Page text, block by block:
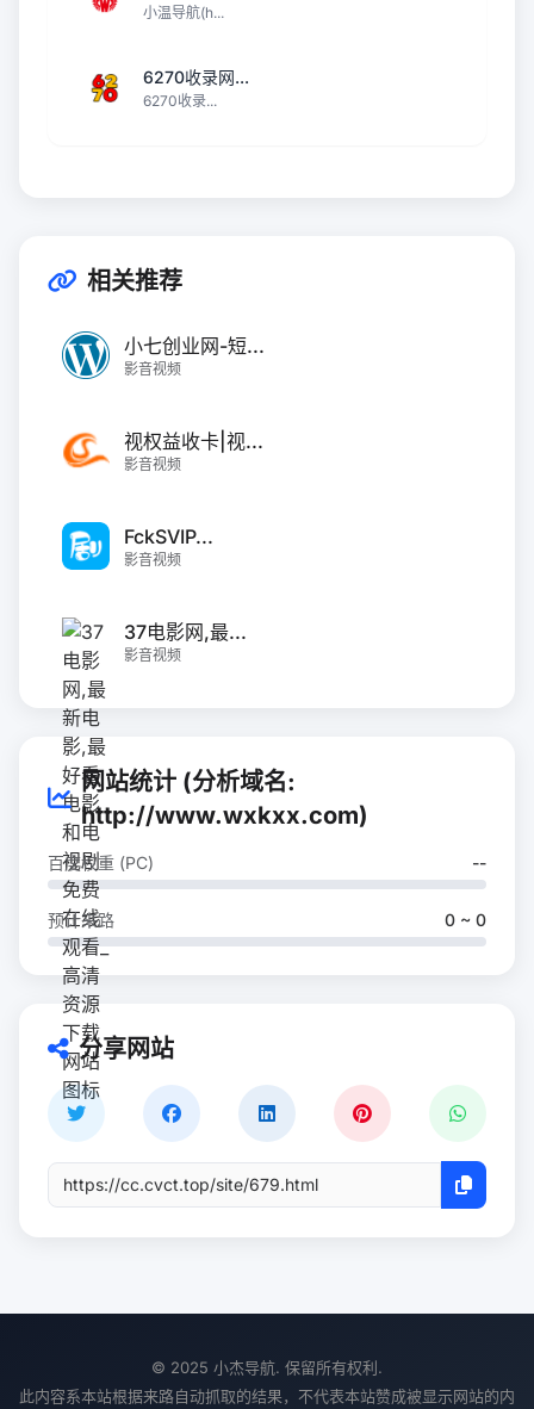
小温导航(h...
6270收录网...
6270收录...
相关推荐
小七创业网-短...
影音视频
视权益收卡|视...
影音视频
FckSVIP...
影音视频
37电影网,最...
影音视频
网站统计 (分析域名:
http://www.wxkxx.com)
百度权重 (PC) --
预计来路 0 ~ 0
分享网站
© 2025 小杰导航. 保留所有权利.
此内容系本站根据来路自动抓取的结果，不代表本站赞成被显示网站的内